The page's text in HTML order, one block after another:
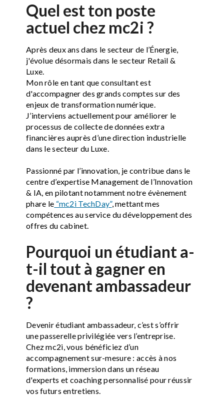
Quel est ton poste
actuel chez mc2i ?
Après deux ans dans le secteur de l’Énergie,
j'évolue désormais dans le secteur Retail &
Luxe.
Mon rôle en tant que consultant est
d'accompagner des grands comptes sur des
enjeux de transformation numérique.
J’interviens actuellement pour améliorer le
processus de collecte de données extra
financières auprès d’une direction industrielle
dans le secteur du Luxe.
Passionné par l’innovation, je contribue dans le
centre d’expertise Management de l’Innovation
& IA, en pilotant notamment notre évènement
phare le “mc2i TechDay”, mettant mes
compétences au service du développement des
offres du cabinet.
Pourquoi un étudiant a-
t-il tout à gagner en
devenant ambassadeur
?
Devenir étudiant ambassadeur, c’est s’offrir
une passerelle privilégiée vers l’entreprise.
Chez mc2i, vous bénéficiez d’un
accompagnement sur-mesure : accès à nos
formations, immersion dans un réseau
d'experts et coaching personnalisé pour réussir
vos futurs entretiens.